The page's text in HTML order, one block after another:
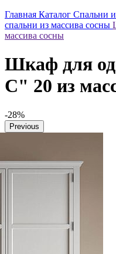
Главная Каталог Спальни
спальни из массива сосны
массива сосны
Шкаф для
С" 20 из
-28%
Previous